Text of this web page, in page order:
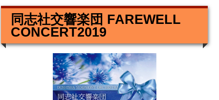
同志社交響楽団 FAREWELL
CONCERT2019